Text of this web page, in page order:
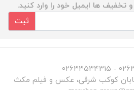
تخفیف ها ایمیل خود را وارد کنید.
ثبت